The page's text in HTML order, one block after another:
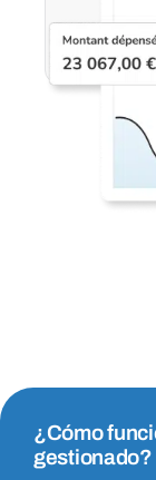
¿Cómo
gestionado?